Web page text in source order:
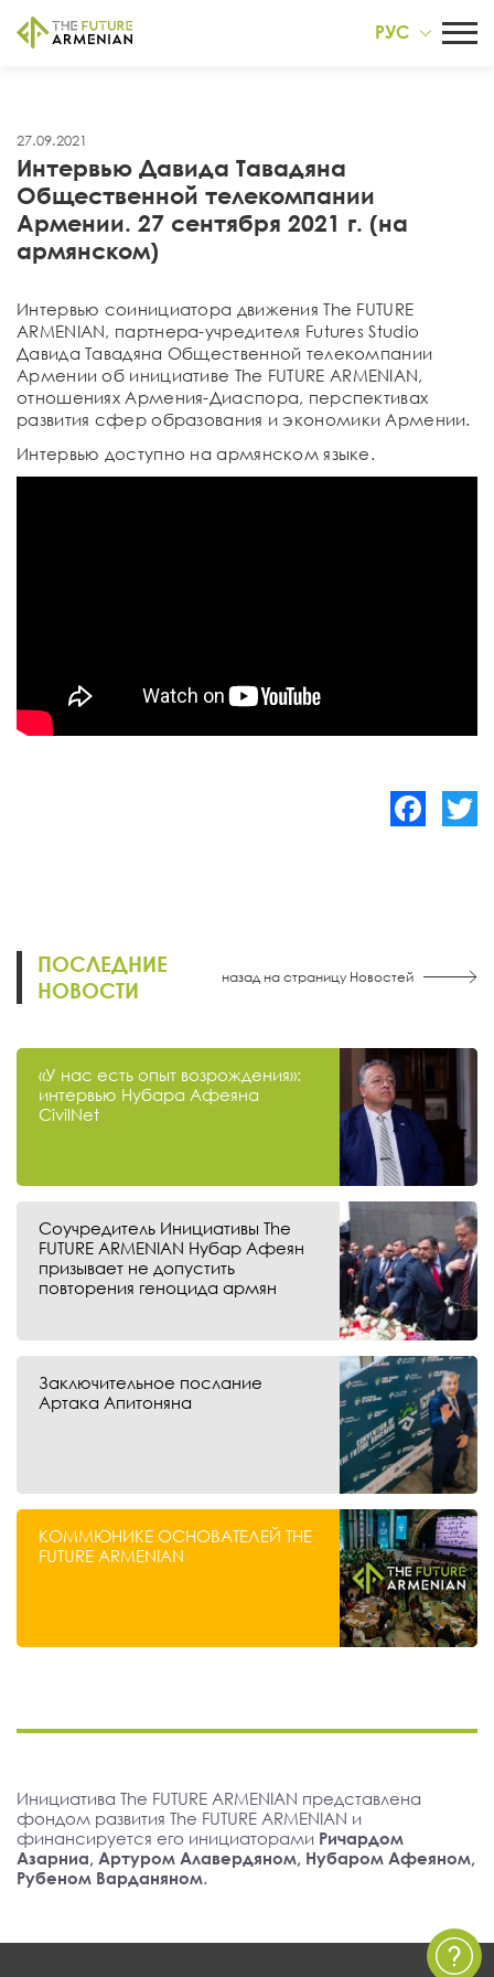
РУС
27.09.2021
Интервью Давида Тавадяна
Общественной телекомпании
Армении. 27 сентября 2021 г. (на
армянском)
Интервью соинициатора движения The FUTURE
ARMENIAN, партнера-учредителя Futures Studio
Давида Тавадяна Общественной телекомпании
Армении об инициативе The FUTURE ARMENIAN,
отношениях Армения-Диаспора, перспективах
развития сфер образования и экономики Армении.
Интервью доступно на армянском языке.
ПОСЛЕДНИЕ
НОВОСТИ
назад на страницу Новостей
«У нас есть опыт возрождения»:
интервью Нубара Афеяна
CivilNet
Соучредитель Инициативы The
FUTURE ARMENIAN Нубар Афеян
призывает не допустить
повторения геноцида армян
Заключительное послание
Артака Апитоняна
КОММЮНИКЕ ОСНОВАТЕЛЕЙ THE
FUTURE ARMENIAN
Инициатива The FUTURE ARMENIAN представлена
фондом развития The FUTURE ARMENIAN и
финансируется его инициаторами Ричардом
Азарниа, Артуром Алавердяном, Нубаром Афеяном,
Рубеном Варданяном.